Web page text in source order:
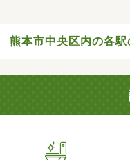
熊本市中央区内の各駅